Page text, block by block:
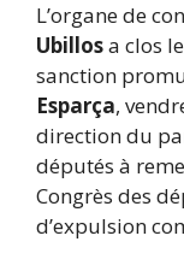
L’organe de
Ubillosa clos
sanction
Esparça,
direction du
députés à
Congrès des
d’expulsion